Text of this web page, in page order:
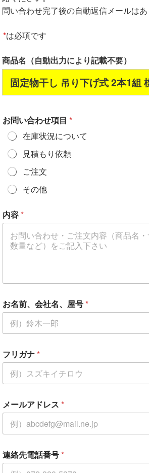
問い合わせ完了後の自動返信メールはあ
*は必項です
商品名（自動出力により記載不要）
固定物干し 吊り下げ式 2本1組
お問い合わせ項目 *
在庫状況について
見積もり依頼
ご注文
その他
内容*
お名前、会社名、屋号*
フリガナ*
メールアドレス *
名
前
連絡先電話番号*